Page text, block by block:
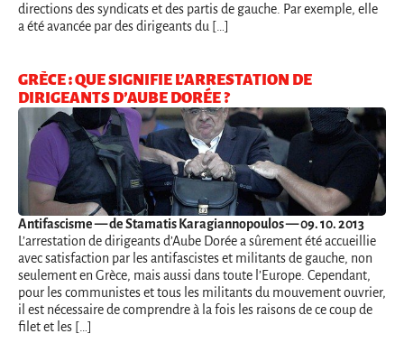
directions des syndicats et des partis de gauche. Par exemple, elle
a été avancée par des dirigeants du […]
GRÈCE : QUE SIGNIFIE L’ARRESTATION DE
DIRIGEANTS D’AUBE DORÉE ?
Antifascisme— de Stamatis Karagiannopoulos — 09. 10. 2013
L’arrestation de dirigeants d’Aube Dorée a sûrement été accueillie
avec satisfaction par les antifascistes et militants de gauche, non
seulement en Grèce, mais aussi dans toute l’Europe. Cependant,
pour les communistes et tous les militants du mouvement ouvrier,
il est nécessaire de comprendre à la fois les raisons de ce coup de
filet et les […]